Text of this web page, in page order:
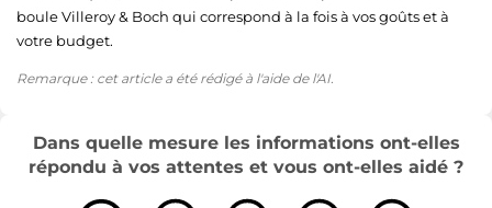
boule Villeroy & Boch qui correspond à la fois à vos goûts et à
votre budget.
Remarque : cet article a été rédigé à l'aide de l'AI.
Dans quelle mesure les informations ont-elles
répondu à vos attentes et vous ont-elles aidé ?